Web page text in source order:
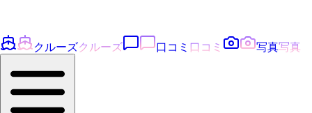
クルーズクルーズ 口コミ 口コミ 写真写真